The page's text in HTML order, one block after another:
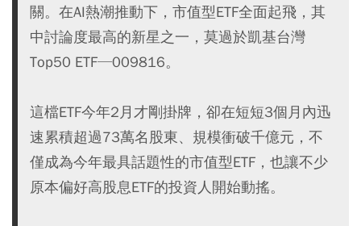
關。在AI熱潮推動下，市值型ETF全面起飛，其
中討論度最高的新星之一，莫過於凱基台灣
Top50 ETF─009816。
這檔ETF今年2月才剛掛牌，卻在短短3個月內迅
速累積超過73萬名股東、規模衝破千億元，不
僅成為今年最具話題性的市值型ETF，也讓不少
原本偏好高股息ETF的投資人開始動搖。